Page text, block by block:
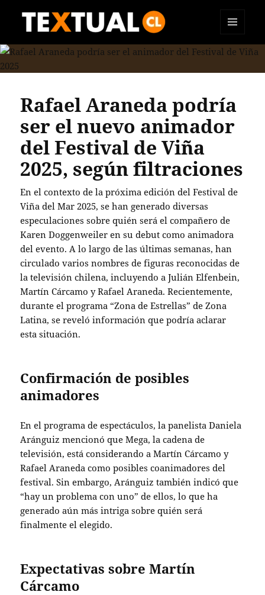
TEXTUAL
Y
Rafael Araneda podría
ser el nuevo animador
del Festival de Viña
2025, según filtraciones
En el contexto de la próxima edición del Festival de
Viña del Mar 2025, se han generado diversas
especulaciones sobre quién será el compañero de
Karen Doggenweiler en su debut como animadora
del evento. A lo largo de las últimas semanas, han
circulado varios nombres de figuras reconocidas de
la televisión chilena, incluyendo a Julián Elfenbein,
Martín Cárcamo y Rafael Araneda. Recientemente,
durante el programa “Zona de Estrellas” de Zona
Latina, se reveló información que podría aclarar
esta situación.
Confirmación de posibles
animadores
En el programa de espectáculos, la panelista Daniela
Aránguiz mencionó que Mega, la cadena de
televisión, está considerando a Martín Cárcamo y
Rafael Araneda como posibles coanimadores del
festival. Sin embargo, Aránguiz también indicó que
“hay un problema con uno” de ellos, lo que ha
generado aún más intriga sobre quién será
finalmente el elegido.
Expectativas sobre Martín
Cárcamo